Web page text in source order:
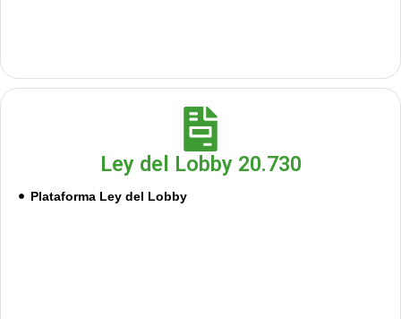
Ley del Lobby 20.730
Plataforma Ley del Lobby